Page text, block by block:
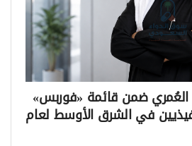
العُمري ضمن قائمة «فوربس»
في الشرق الأوسط لعام